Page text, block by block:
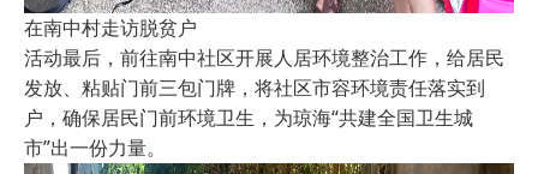
在南中村走访脱贫户
活动最后，前往南中社区开展人居环境整治工作，给居民
发放、粘贴门前三包门牌，将社区市容环境责任落实到
户，确保居民门前环境卫生，为琼海“共建全国卫生城
市”出一份力量。